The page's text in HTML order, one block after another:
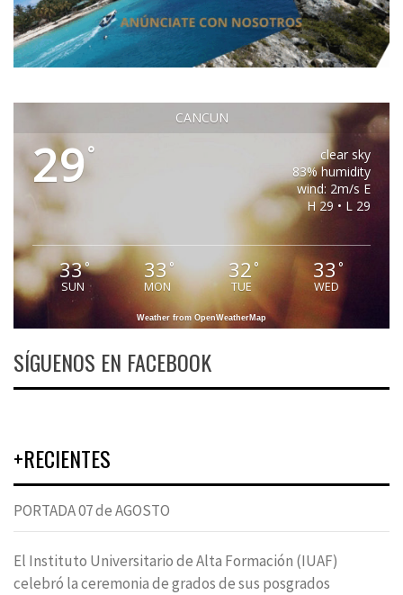
CANCUN
29°
clear sky
83% humidity
wind: 2m/s E
H 29 • L 29
33°
SUN
33°
MON
32°
TUE
33°
WED
Weather from OpenWeatherMap
SÍGUENOS EN FACEBOOK
+RECIENTES
PORTADA 07 de AGOSTO
El Instituto Universitario de Alta Formación (IUAF)
celebró la ceremonia de grados de sus posgrados